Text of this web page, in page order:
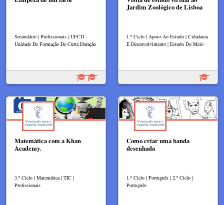
Secundário | Profissionais | UFCD -
Unidade De Formação De Curta Duração
Jardim Zoológico de Lisboa
1.º Ciclo | Apoio Ao Estudo | Cidadania
E Desenvolvimento | Estudo Do Meio
Matemática com a Khan
Academy.
3.º Ciclo | Matemática | TIC |
Profissionais
Como criar uma banda
desenhada
1.º Ciclo | Português | 2.º Ciclo |
Português